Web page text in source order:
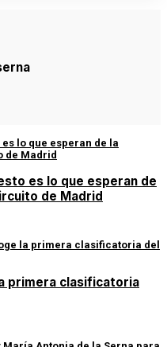
es lo que esperan de
de Madrid
primera clasificatoria